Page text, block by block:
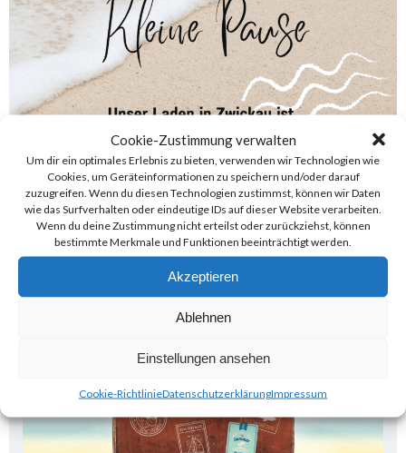
Cookie-Zustimmung verwalten
Um dir ein optimales Erlebnis zu bieten, verwenden wir Technologien wie
Cookies, um Geräteinformationen zu speichern und/oder darauf
zuzugreifen. Wenn du diesen Technologien zustimmst, können wir Daten
wie das Surfverhalten oder eindeutige IDs auf dieser Website verarbeiten.
Wenn du deine Zustimmung nicht erteilst oder zurückziehst, können
bestimmte Merkmale und Funktionen beeinträchtigt werden.
Akzeptieren
Ablehnen
Einstellungen ansehen
Cookie-RichtlinieDatenschutzerklärungImpressum
Categories: ZWICKAU